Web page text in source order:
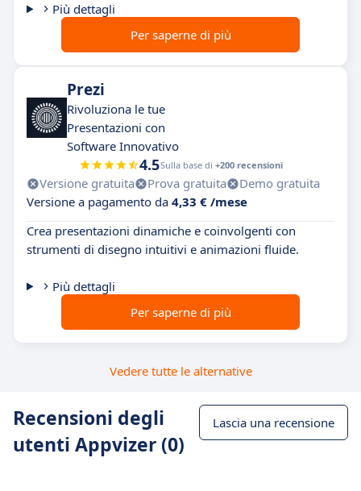
Più dettagli
Per saperne di più
Prezi
Rivoluziona le tue
Presentazioni con
Software Innovativo
4.5Sulla base di +200 recensioni
Versione gratuita Prova gratuita
Demo gratuita
Versione a pagamento da 4,33 € /mese
Crea presentazioni dinamiche e coinvolgenti con
strumenti di disegno intuitivi e animazioni fluide.
Più dettagli
Per saperne di più
Vedere tutte le alternative
Recensioni degli
utenti Appvizer (0)
Lascia una recensione